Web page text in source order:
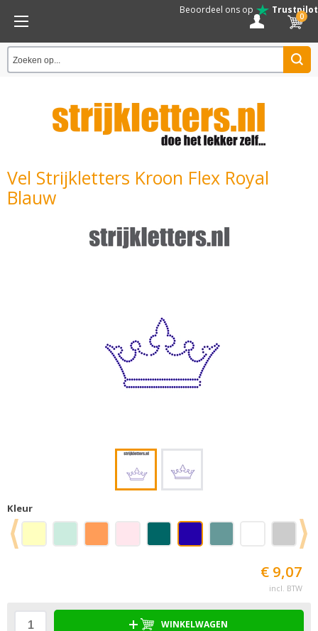
Beoordeel ons op Trustpilot
0
Vel Strijkletters Kroon Flex Royal
Blauw
Kleur
€ 9,07
incl. BTW
WINKELWAGEN